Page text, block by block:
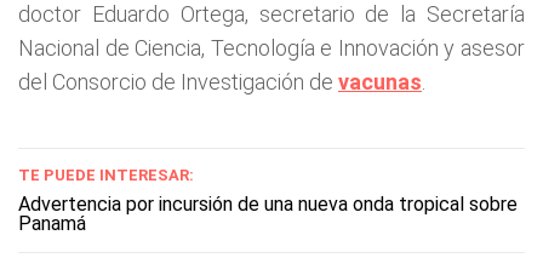
doctor Eduardo Ortega, secretario de la Secretaría
Nacional de Ciencia, Tecnología e Innovación y asesor
del Consorcio de Investigación de vacunas
TE PUEDE INTERESAR:
Advertencia por incursión de una nueva onda tropical sobre
Panamá